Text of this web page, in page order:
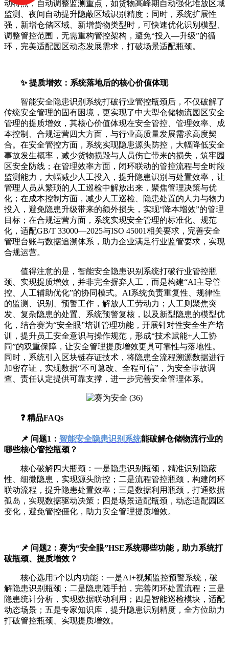
动特点，自动调整监测重点，如货物高峰期自动强化堆放区域
监测、夜间自动提升隐蔽区域识别精度；同时，系统扩展性
强，新增仓储区域、新增货物类型时，可快速优化识别模型、
调整管控范围，无需重构管控架构，避免“投入—升级”的循
环，完美适配园区动态发展需求，打破场景适配瓶颈。
✨ 提质增效：系统落地后的核心价值体现
智能安全隐患识别系统打破行业管控瓶颈后，不仅破解了
传统安全管理的固有困境，更实现了中大型仓储物流园区安全
管理的提质增效，其核心价值体现在安全管控、管理效率、成
本控制、合规运营四大方面，与行业高质量发展需求高度契
合。在安全管控方面，系统实现隐患源头防控，大幅降低安全
事故发生概率，减少货物损毁与人员伤亡带来的损失，筑牢园
区安全防线；在管理效率方面，闭环联动的管控流程与全时段
监测能力，大幅减少人工投入，提升隐患识别与处置效率，让
管理人员从繁琐的人工巡检中解放出来，聚焦管理决策与优
化；在成本控制方面，减少人工巡检、隐患处置的人力与物力
投入，避免隐患升级带来的额外损失，实现“降本增效”的管理
目标；在合规运营方面，系统实现安全管理的标准化、规范
化，适配GB/T 33000—2025与ISO 45001相关要求，完善安全
管理台账与数据追溯体系，助力企业满足行业监管要求，实现
合规运营。
值得注意的是，智能安全隐患识别系统打破行业管控瓶
颈、实现提质增效，并非完全摒弃人工，而是构建“AI主导管
控、人工辅助优化”的协同模式。AI系统负责重复性、规律性
的监测、识别、预警工作，解放人工劳动力；人工则聚焦突
发、复杂隐患的处置、系统预警复核，以及新型隐患的模型优
化，结合赛为“安全眼”培训管理功能，开展针对性安全生产培
训，提升员工安全意识与操作规范，形成“技术赋能+人工协
同”的双重保障，让安全管理提质增效更具可靠性与落地性。
同时，系统引入区块链存证技术，将隐患全流程溯源数据进行
加密存证，实现数据“不可篡改、全程可信”，为安全事故调
查、责任认定提供可靠支撑，进一步完善安全管理体系。
❓ 精品FAQs
📌 问题1： 智能安全隐患识别系统能破解仓储物流行业的
哪些核心管控瓶颈？
核心破解四大瓶颈：一是隐患识别瓶颈，精准识别隐蔽
性、细微隐患，实现源头防控；二是流程管控瓶颈，构建闭环
联动流程，提升隐患处置效率；三是数据利用瓶颈，打通数据
孤岛，实现数据驱动决策；四是场景适配瓶颈，动态适配园区
变化，避免管控僵化，助力安全管理提质增效。
📌 问题2：赛为“安全眼”HSE系统哪些功能，助力系统打
破瓶颈、提质增效？
核心选用5个以内功能：一是AI+视频监控预警系统，破
解隐患识别瓶颈；二是隐患随手拍，完善闭环处置流程；三是
隐患统计分析，实现数据联动利用；四是智能巡检模块，适配
动态场景；五是专家知识库，提升隐患识别精度，全方位助力
打破管控瓶颈、实现提质增效。